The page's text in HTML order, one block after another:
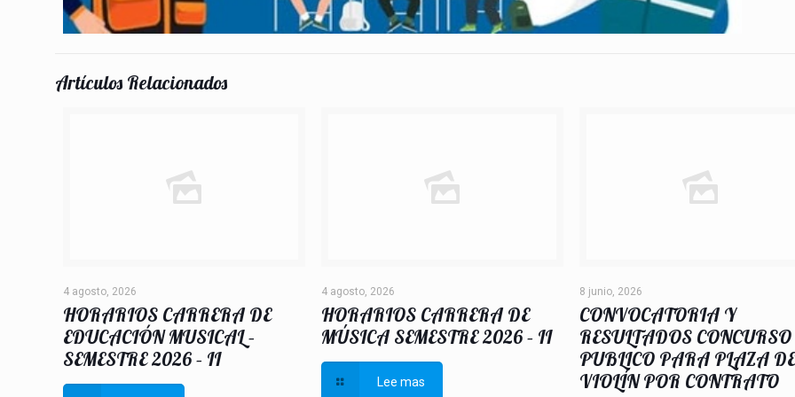
Artículos Relacionados
4 agosto, 2026
HORARIOS CARRERA DE
EDUCACIÓN MUSICAL –
SEMESTRE 2026 – II
4 agosto, 2026
HORARIOS CARRERA DE
MÚSICA SEMESTRE 2026 – II
Lee mas
8 junio, 2026
CONVOCATORIA Y
RESULTADOS CONCURSO
PUBLICO PARA PLAZA DE
VIOLÍN POR CONTRATO